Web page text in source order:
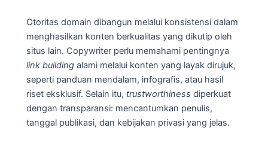
Otoritas domain dibangun melalui konsistensi dalam
menghasilkan konten berkualitas yang dikutip oleh
situs lain. Copywriter perlu memahami pentingnya
link building alami melalui konten yang layak dirujuk,
seperti panduan mendalam, infografis, atau hasil
riset eksklusif. Selain itu, trustworthiness diperkuat
dengan transparansi: mencantumkan penulis,
tanggal publikasi, dan kebijakan privasi yang jelas.